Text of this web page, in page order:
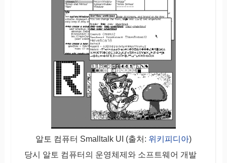
알토 컴퓨터 Smalltalk UI (출처: 위키피디아)
당시 알토 컴퓨터의 운영체제와 소프트웨어 개발